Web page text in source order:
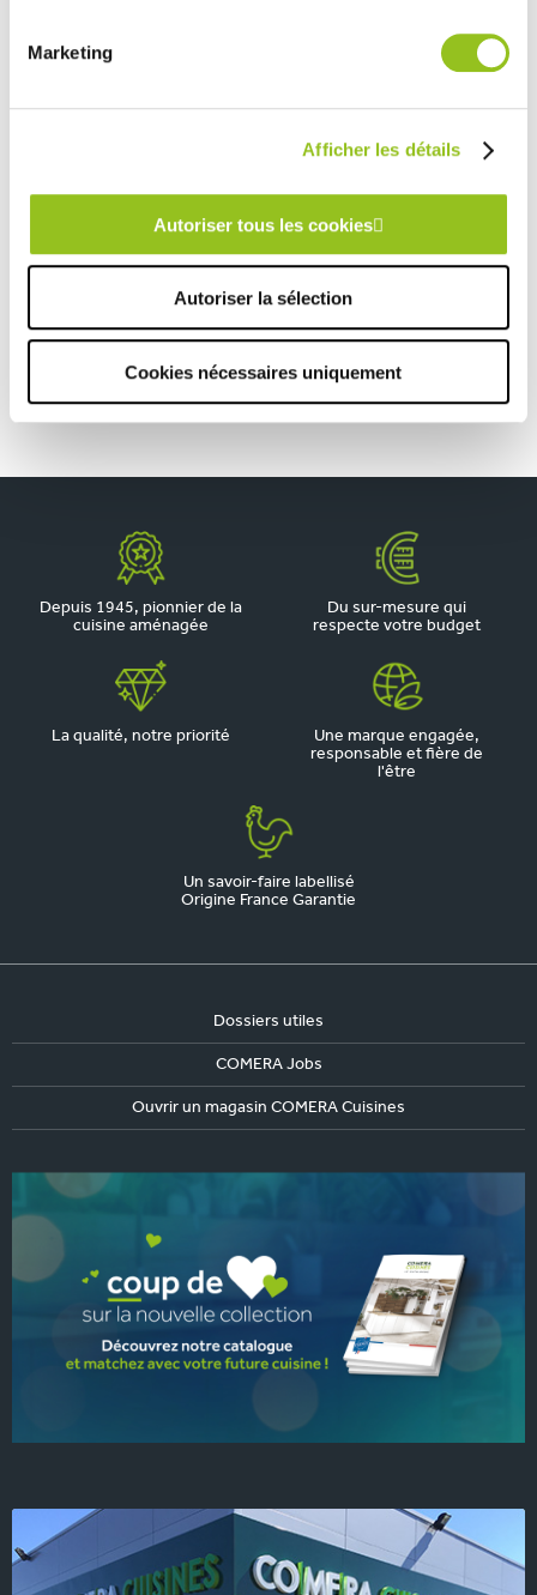
Marketing
Afficher les détails
Autoriser tous les cookies
Autoriser la sélection
Cookies nécessaires uniquement
Prendre rendez-vous
TOUTES NOS RÉALISATIONS
Cuisine moderne nordique bleu et blanc effet mabre
Depuis 1945, pionnier de la
cuisine aménagée
Du sur-mesure qui
respecte votre budget
La qualité, notre priorité
Une marque engagée,
responsable et fière de
l'être
Un savoir-faire labellisé
Origine France Garantie
Dossiers utiles
COMERA Jobs
Ouvrir un magasin COMERA Cuisines